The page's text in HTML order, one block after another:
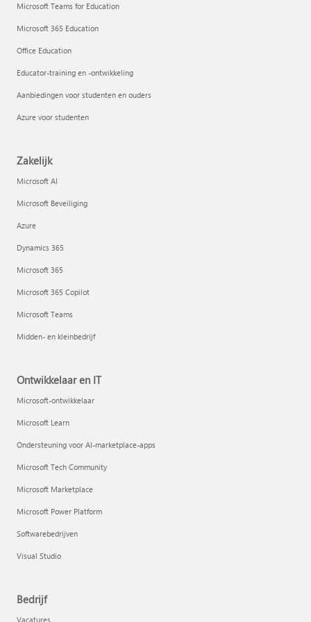
Microsoft Teams for Education
Microsoft 365 Education
Office Education
Educator-training en -ontwikkeling
Aanbiedingen voor studenten en ouders
Azure voor studenten
Zakelijk
Microsoft AI
Microsoft Beveiliging
Azure
Dynamics 365
Microsoft 365
Microsoft 365 Copilot
Microsoft Teams
Midden- en kleinbedrijf
Ontwikkelaar en IT
Microsoft-ontwikkelaar
Microsoft Learn
Ondersteuning voor AI-marketplace-apps
Microsoft Tech Community
Microsoft Marketplace
Microsoft Power Platform
Softwarebedrijven
Visual Studio
Bedrijf
Vacatures